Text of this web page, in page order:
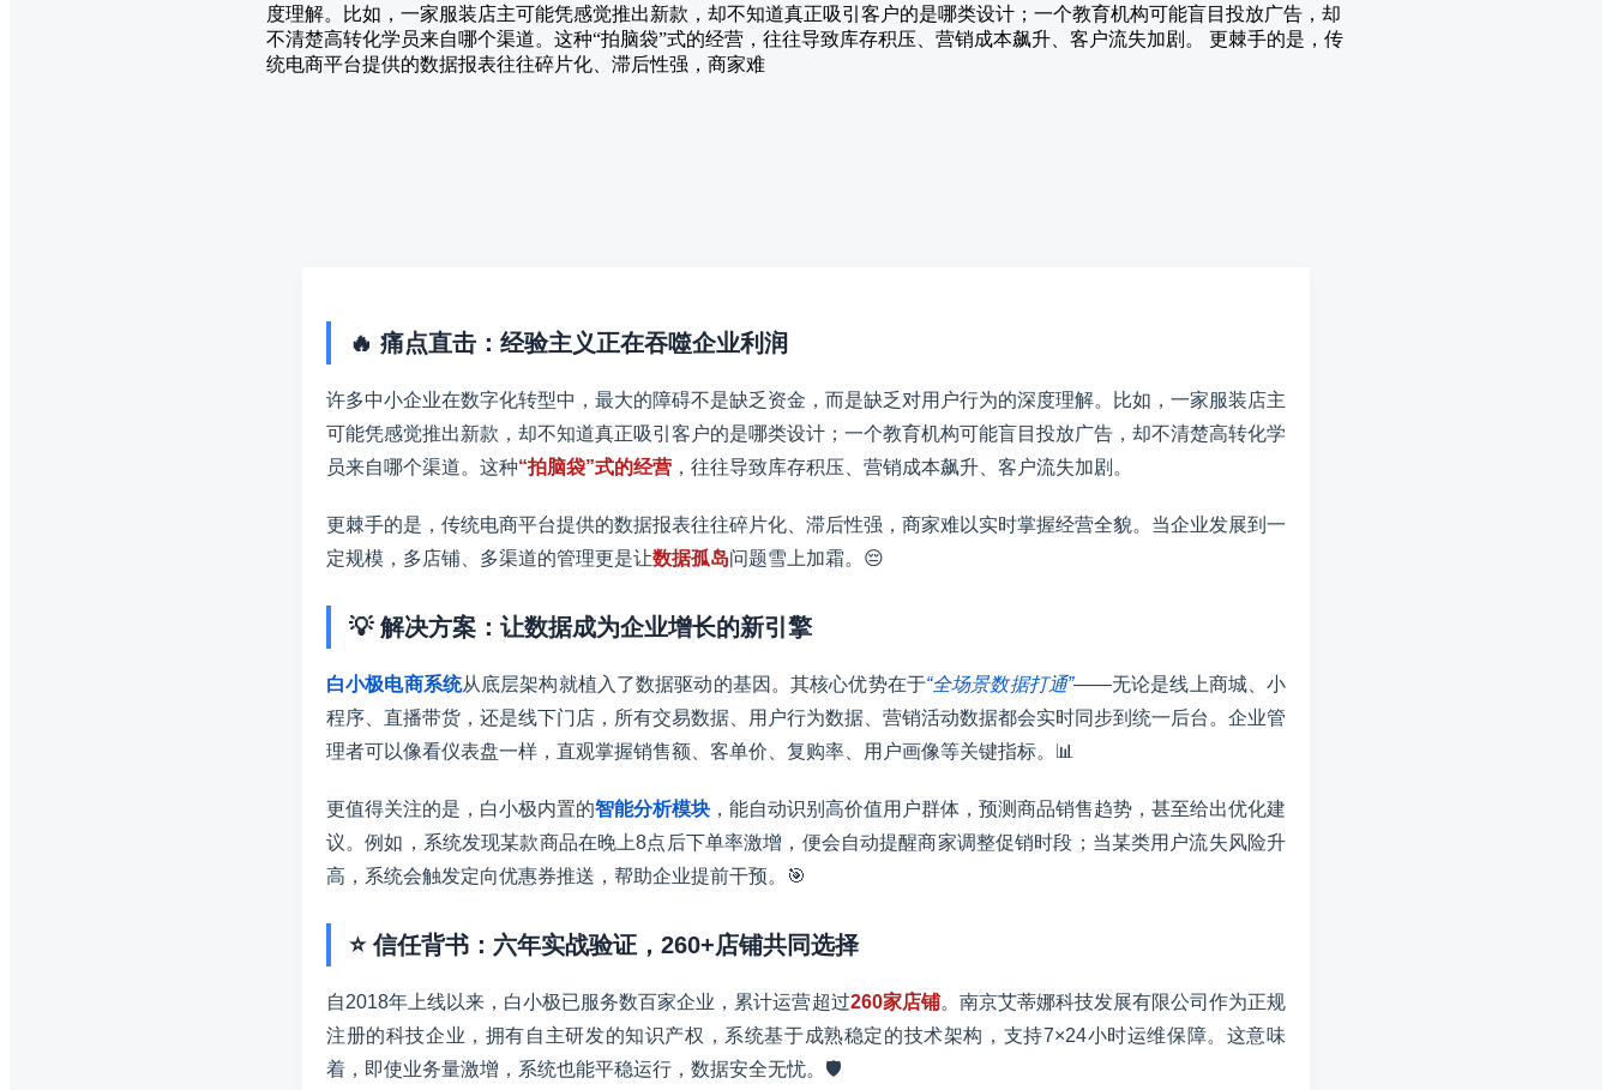
度理解。比如，一家服装店主可能凭感觉推出新款，却不知道真正吸引客户的是哪类设计；一个教育机构可能盲目投放广告，却
不清楚高转化学员来自哪个渠道。这种“拍脑袋”式的经营，往往导致库存积压、营销成本飙升、客户流失加剧。 更棘手的是，传
统电商平台提供的数据报表往往碎片化、滞后性强，商家难
🔥 痛点直击：经验主义正在吞噬企业利润
许多中小企业在数字化转型中，最大的障碍不是缺乏资金，而是缺乏对用户行为的深度理解。比如，一家服装店主
可能凭感觉推出新款，却不知道真正吸引客户的是哪类设计；一个教育机构可能盲目投放广告，却不清楚高转化学
员来自哪个渠道。这种“拍脑袋”式的经营 ，往往导致库存积压、营销成本飙升、客户流失加剧。
更棘手的是，传统电商平台提供的数据报表往往碎片化、滞后性强，商家难以实时掌握经营全貌。当企业发展到一
定规模，多店铺、多渠道的管理更是让数据孤岛问题雪上加霜。😔
💡 解决方案：让数据成为企业增长的新引擎
白小极电商系统从底层架构就植入了数据驱动的基因。其核心优势在于“全场景数据打通”——无论是线上商城、小
程序、直播带货，还是线下门店，所有交易数据、用户行为数据、营销活动数据都会实时同步到统一后台。企业管
理者可以像看仪表盘一样，直观掌握销售额、客单价、复购率、用户画像等关键指标。📊
更值得关注的是，白小极内置的智能分析模块 ，能自动识别高价值用户群体，预测商品销售趋势，甚至给出优化建
议。例如，系统发现某款商品在晚上8点后下单率激增，便会自动提醒商家调整促销时段；当某类用户流失风险升
高，系统会触发定向优惠券推送，帮助企业提前干预。🎯
⭐ 信任背书：六年实战验证，260+店铺共同选择
自2018年上线以来，白小极已服务数百家企业，累计运营超过260家店铺。南京艾蒂娜科技发展有限公司作为正规
注册的科技企业，拥有自主研发的知识产权，系统基于成熟稳定的技术架构，支持7×24小时运维保障。这意味
着，即使业务量激增，系统也能平稳运行，数据安全无忧。🛡️